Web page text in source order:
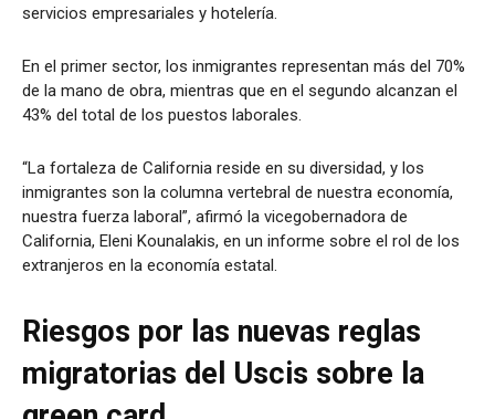
servicios empresariales y hotelería.
En el primer sector, los inmigrantes representan más del 70%
de la mano de obra, mientras que en el segundo alcanzan el
43% del total de los puestos laborales.
“La fortaleza de California reside en su diversidad, y los
inmigrantes son la columna vertebral de nuestra economía,
nuestra fuerza laboral”, afirmó la vicegobernadora de
California, Eleni Kounalakis, en un informe sobre el rol de los
extranjeros en la economía estatal.
Riesgos por las nuevas reglas
migratorias del Uscis sobre la